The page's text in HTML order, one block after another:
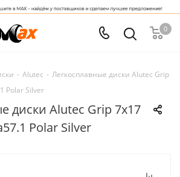
0
- Alutec - Легкосплавные диски Alutec Grip
Polar Silver
диски Alutec Grip 7x17
Polar Silver